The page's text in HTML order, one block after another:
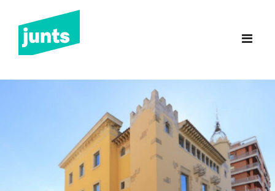
Junts Sant Feliu de
Guíxols
INICI
CANDIDATURA 2023
BUTLLETINS